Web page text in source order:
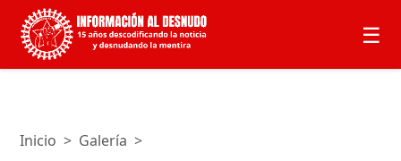
☰
Inicio > Galería >